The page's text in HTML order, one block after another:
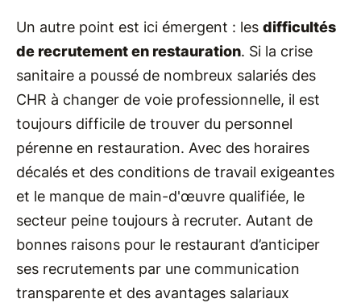
Un autre point est ici émergent : les difficultés
de recrutement en restauration. Si la crise
sanitaire a poussé de nombreux salariés des
CHR à changer de voie professionnelle, il est
toujours difficile de trouver du personnel
pérenne en restauration. Avec des horaires
décalés et des conditions de travail exigeantes
et le manque de main-d'œuvre qualifiée, le
secteur peine toujours à recruter. Autant de
bonnes raisons pour le restaurant d’anticiper
ses recrutements par une communication
transparente et des avantages salariaux